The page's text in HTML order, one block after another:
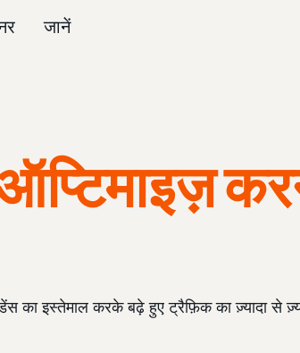
जानें
का इस्तेमाल करके बढ़े हुए ट्रैफ़िक का ज़्यादा से